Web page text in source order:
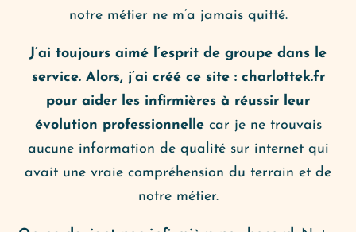
notre métier ne m’a jamais quitté.
J’ai toujours aimé l’esprit de groupe dans le
service. Alors, j’ai créé ce site : charlottek.fr
pour aider les infirmières à réussir leur
évolution professionnellecar je ne trouvais
aucune information de qualité sur internet qui
avait une vraie compréhension du terrain et de
notre métier.